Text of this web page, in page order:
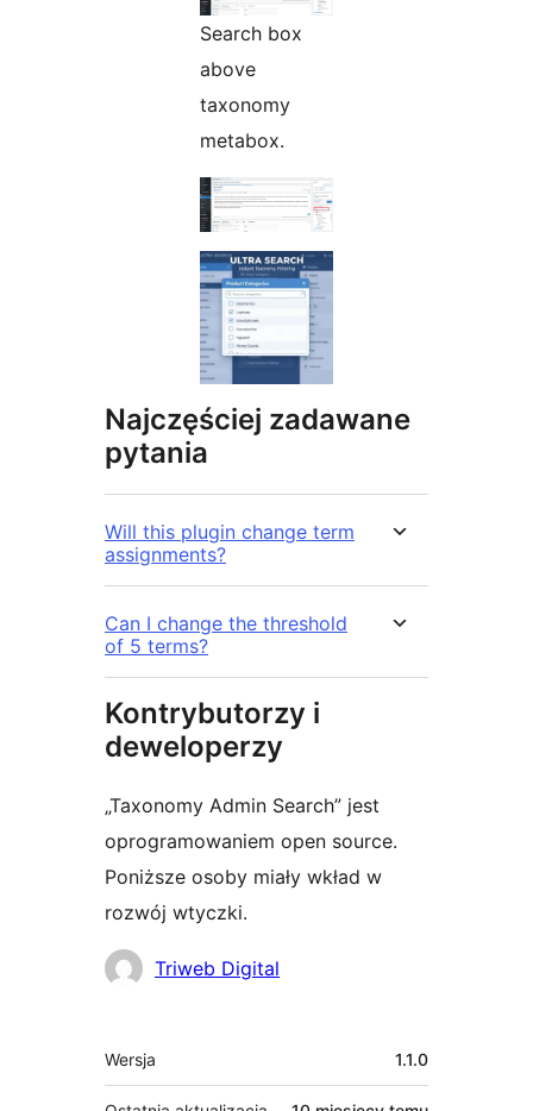
Search box
above
taxonomy
metabox.
Najczęściej zadawane
pytania
Will this plugin change term
assignments?
Can I change the threshold
of 5 terms?
Kontrybutorzy i
deweloperzy
„Taxonomy Admin Search” jest
oprogramowaniem open source.
Poniższe osoby miały wkład w
rozwój wtyczki.
Zaangażowani
Triweb Digital
Meta
Wersja 1.1.0